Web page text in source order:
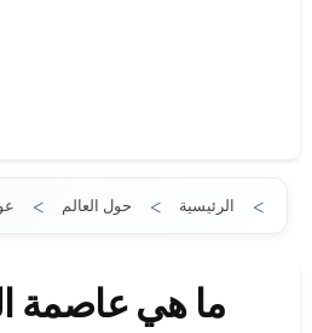
حول العالم الرئيسية
ما هي عاصمة